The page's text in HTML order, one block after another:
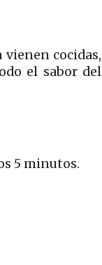
vienen cocidas,
el sabor del
5 minutos.